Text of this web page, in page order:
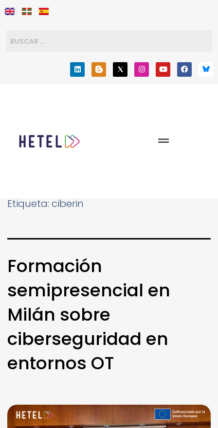
Etiqueta: ciberin
Formación
semipresencial en
Milán sobre
ciberseguridad en
entornos OT